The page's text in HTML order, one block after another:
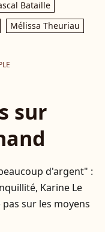
Bataille
Mélissa Theuriau
sur
d'argent" :
Karine Le
sur les moyens